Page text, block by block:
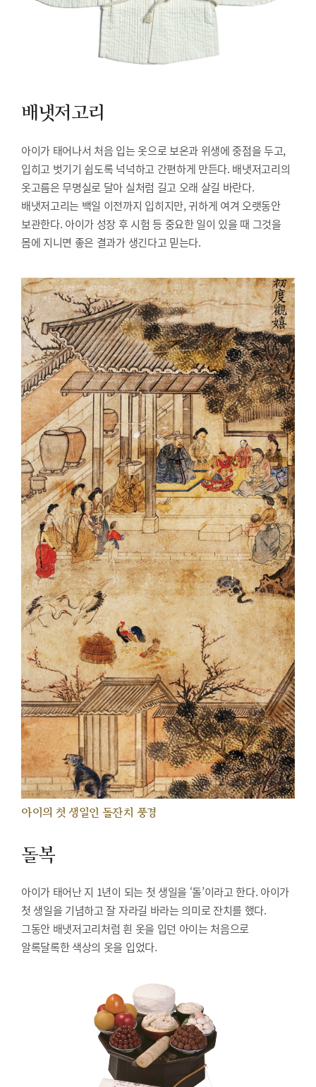
배냇저고리
아이가 태어나서 처음 입는 옷으로 보온과 위생에 중점을 두고,
입히고 벗기기 쉽도록 넉넉하고 간편하게 만든다. 배냇저고리의
옷고름은 무명실로 달아 실처럼 길고 오래 살길 바란다.
배냇저고리는 백일 이전까지 입히지만, 귀하게 여겨 오랫동안
보관한다. 아이가 성장 후 시험 등 중요한 일이 있을 때 그것을
몸에 지니면 좋은 결과가 생긴다고 믿는다.
아이의 첫 생일인 돌잔치 풍경
돌복
아이가 태어난 지 1년이 되는 첫 생일을 ‘돌’이라고 한다. 아이가
첫 생일을 기념하고 잘 자라길 바라는 의미로 잔치를 했다.
그동안 배냇저고리처럼 흰 옷을 입던 아이는 처음으로
알록달록한 색상의 옷을 입었다.